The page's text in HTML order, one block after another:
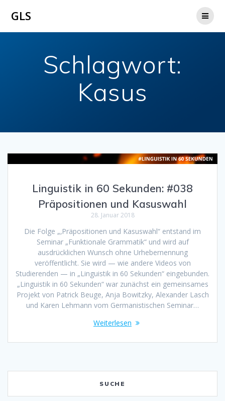
GLS
Schlagwort:
Kasus
Linguistik in 60 Sekunden: #038
Präpositionen und Kasuswahl
28. Januar 2018
Die Folge „‚Präpositionen und Kasuswahl“ entstand im
Seminar „Funktionale Grammatik“ und wird auf
ausdrücklichen Wunsch ohne Urhebernennung
veröffentlicht. Sie wird — wie andere Videos von
Studierenden — in „Linguistik in 60 Sekunden“ eingebunden.
„Linguistik in 60 Sekunden“ war zunächst ein gemeinsames
Projekt von Patrick Beuge, Anja Bowitzky, Alexander Lasch
und Karen Lehmann vom Germanistischen Seminar…
Weiterlesen
SUCHE